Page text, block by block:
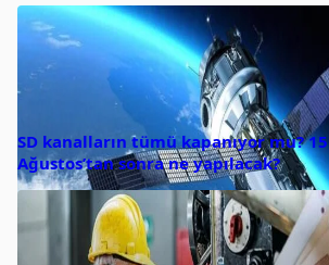
SD kanalların tümü kapanıyor mu? 15
Ağustos’tan sonra ne yapılacak?